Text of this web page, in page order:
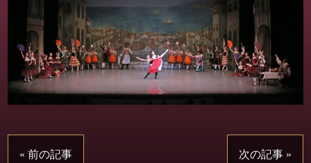
« 前の記事 次の記事 »